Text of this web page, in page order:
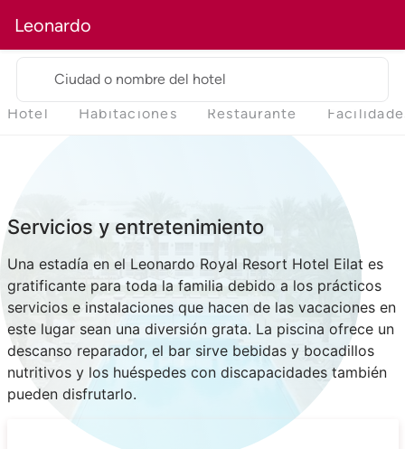
Leonardo
Ciudad o nombre del hotel
Hotel Habitaciones Restaurante
Servicios y entretenimiento
Una estadía en el Leonardo Royal Resort Hotel Eilat es
gratificante para toda la familia debido a los prácticos
servicios e instalaciones que hacen de las vacaciones en
este lugar sean una diversión grata. La piscina ofrece un
descanso reparador, el bar sirve bebidas y bocadillos
nutritivos y los huéspedes con discapacidades también
pueden disfrutarlo.